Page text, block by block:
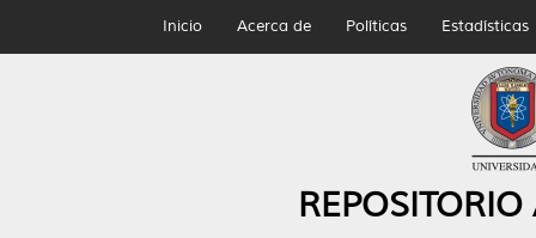
Inicio Acerca de Políticas Estadísticas